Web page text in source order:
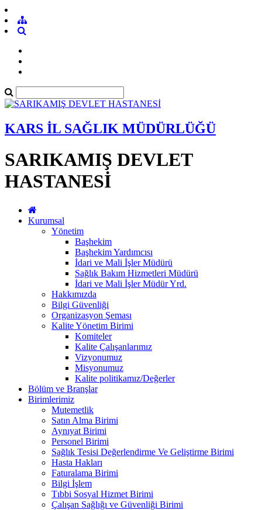
KARS İL SAĞLIK MÜDÜRLÜĞÜ
SARIKAMIŞ DEVLET
HASTANESİ
Kurumsal
Yönetim
Başhekim
Başhekim Yardımcısı
İdari ve Mali İşler Müdürü
Sağlık Bakım Hizmetleri Müdürü
İdari ve Mali İşler Müdür Yrd.
Hakkımızda
Bilgi Güvenliği
Organizasyon Şeması
Kalite Yönetim Birimi
Komiteler
Kalite Çalışanlarımız
Vizyonumuz
Misyonumuz
Kalite politikamız/Değerler
Bölüm ve Branşlar
Birimlerimiz
Mutemetlik
Satın Alma Birimi
Aynıyat Birimi
Personel Birimi
Sağlık Tesisi Değerlendirme Ve Geliştirme Birimi
Hasta Hakları
Faturalama Birimi
Bilgi İşlem
Tıbbi Sosyal Hizmet Birimi
Çalışan Sağlığı ve Güvenliği Birimi